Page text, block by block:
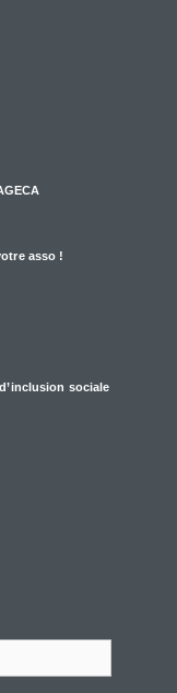
asso !
sociale